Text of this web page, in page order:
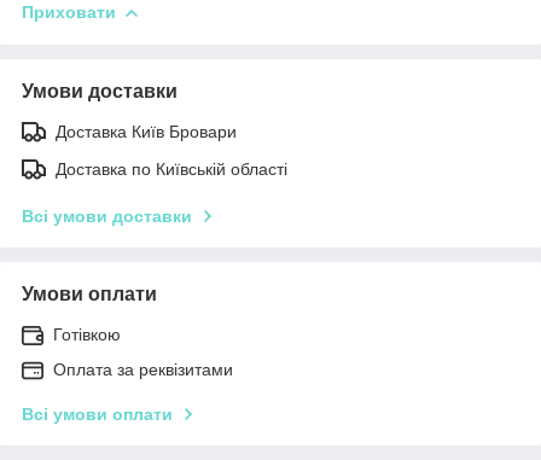
Приховати
Умови доставки
Доставка Київ Бровари
Доставка по Київській області
Всі умови доставки
Умови оплати
Готівкою
Оплата за реквізитами
Всі умови оплати